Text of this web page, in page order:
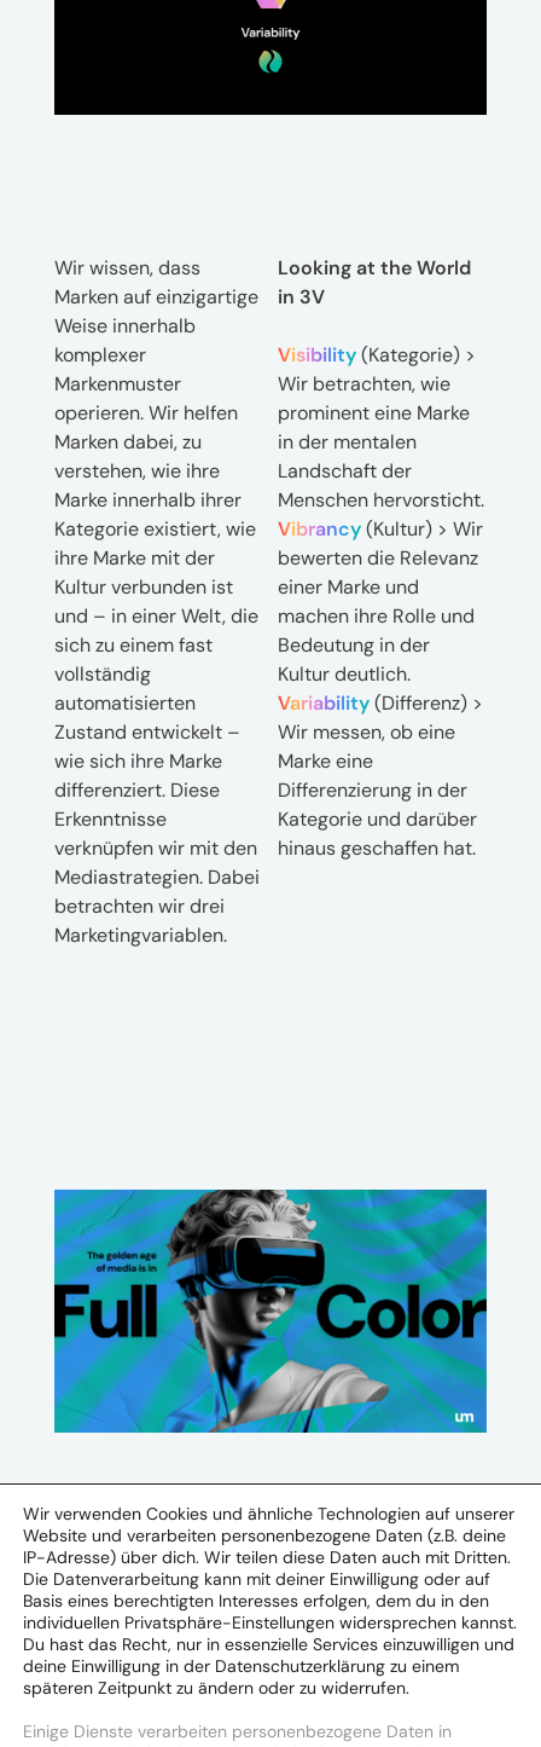
Wir wissen, dass
Marken auf einzigartige
Weise innerhalb
komplexer
Markenmuster
operieren. Wir helfen
Marken dabei, zu
verstehen, wie ihre
Marke innerhalb ihrer
Kategorie existiert, wie
ihre Marke mit der
Kultur verbunden ist
und – in einer Welt, die
sich zu einem fast
vollständig
automatisierten
Zustand entwickelt –
wie sich ihre Marke
differenziert. Diese
Erkenntnisse
verknüpfen wir mit den
Mediastrategien. Dabei
betrachten wir drei
Marketingvariablen.
Looking at the World
in 3V
Visibility(Kategorie) >
Wir betrachten, wie
prominent eine Marke
in der mentalen
Landschaft der
Menschen hervorsticht.
Vibrancy(Kultur) > Wir
bewerten die Relevanz
einer Marke und
machen ihre Rolle und
Bedeutung in der
Kultur deutlich.
Variability(Differenz) >
Wir messen, ob eine
Marke eine
Differenzierung in der
Kategorie und darüber
hinaus geschaffen hat.
UM Deutschland (Headquarter)
Großer Burstah 1
20457 Hamburg
info.de@umww.com
Wir verwenden Cookies und ähnliche Technologien auf unserer
Website und verarbeiten personenbezogene Daten (z.B. deine
IP-Adresse) über dich. Wir teilen diese Daten auch mit Dritten.
Die Datenverarbeitung kann mit deiner Einwilligung oder auf
Basis eines berechtigten Interesses erfolgen, dem du in den
individuellen Privatsphäre-Einstellungen widersprechen kannst.
Du hast das Recht, nur in essenzielle Services einzuwilligen und
deine Einwilligung in der Datenschutzerklärung zu einem
späteren Zeitpunkt zu ändern oder zu widerrufen.
Einige Dienste verarbeiten personenbezogene Daten in